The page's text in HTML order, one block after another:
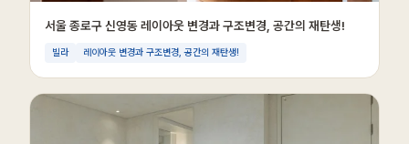
서울 종로구 신영동 레이아웃 변경과 구조변경, 공간의 재탄생!
빌라 레이아웃 변경과 구조변경, 공간의 재탄생!